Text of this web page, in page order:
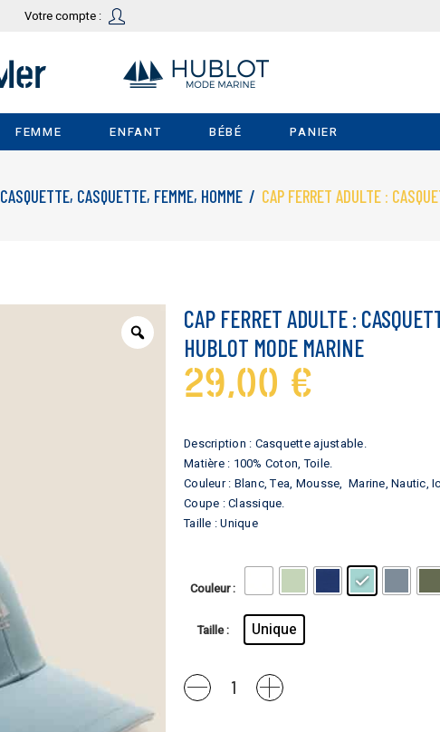
Votre compte :
FEMME ENFANT BÉBÉ PANIER
CASQUETTE, CASQUETTE, FEMME, HOMME / CAP FERRET ADULTE :
CAP FERRET ADULTE :
HUBLOT MODE MARINE
29,00 €
Description : Casquette ajustable.
Matière : 100% Coton, Toile.
Couleur : Blanc, Tea, Mousse, Marine, Nautic,
Coupe : Classique.
Taille : Unique
Couleur
Taille Unique
Quantité
Cap